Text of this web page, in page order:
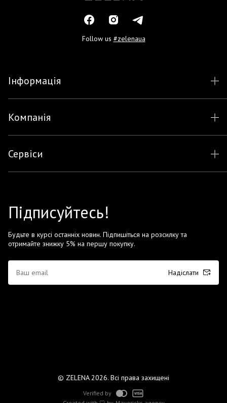
Follow us #zelenaua
Інформація
Компанія
Сервіси
Підписуйтесь!
Будьте в курсі останніх новин. Підпишіться на розсилку та
отримайте знижку 5% на першу покупку.
Надіслати
© ZELENA 2026. Всі права захищені
Verified by